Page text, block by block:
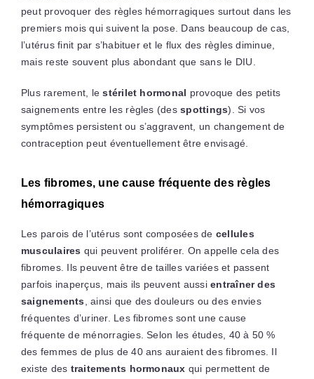
peut provoquer des règles hémorragiques surtout dans les
premiers mois qui suivent la pose. Dans beaucoup de cas,
l’utérus finit par s’habituer et le flux des règles diminue,
mais reste souvent plus abondant que sans le DIU.
Plus rarement, lestérilet hormonal provoque des petits
saignements entre les règles (desspottings). Si vos
symptômes persistent ou s’aggravent, un changement de
contraception peut éventuellement être envisagé.
Les fibromes, une cause fréquente des règles
hémorragiques
Les parois de l’utérus sont composées de cellules
musculaires qui peuvent proliférer. On appelle cela des
fibromes. Ils peuvent être de tailles variées et passent
parfois inaperçus, mais ils peuvent aussientraîner des
saignements
, ainsi que des douleurs ou des envies
fréquentes d’uriner. Les fibromes sont une cause
fréquente de ménorragies. Selon les études, 40 à 50 %
des femmes de plus de 40 ans auraient des fibromes. Il
existe des traitements hormonaux qui permettent de